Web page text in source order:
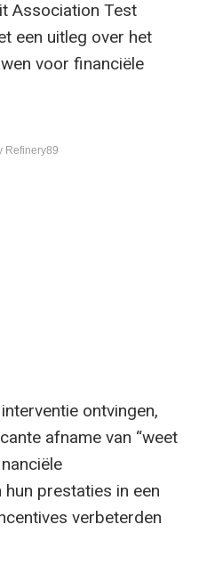
Association Test
een uitleg over het
voor financiële
Refinery89
ontvingen,
afname van “weet
prestaties in een
verbeterden